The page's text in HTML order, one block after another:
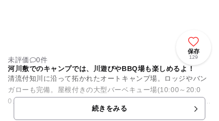
保存
129
未評価
0件
河川敷でのキャンプでは、川遊びやBBQ場も楽しめるよ！
清流付知川に沿って拓かれたオートキャンプ場。ロッジやバン
ガローも完備。屋根付きの大型バーベキュー場(10:00～20:0
0、4時間制。炭･網･鉄板付き。区画料6人用3500円等)は、雨の
続きをみる